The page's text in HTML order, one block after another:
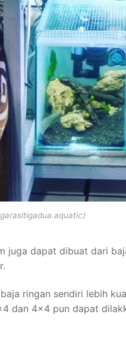
juga dapat dibuat dari
ringan sendiri lebih
dan 4×4 pun dapat